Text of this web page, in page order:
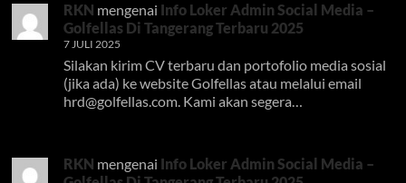
RKN mengenai Info Loker Admin Social Media –
Golfellas Di Tangerang Terbaru 2025
7 JULI 2025
Silakan kirim CV terbaru dan portofolio media sosial
(jika ada) ke website Golfellas atau melalui email
hrd@golfellas.com. Kami akan segera…
RKN mengenai Info Loker Admin Social Media –